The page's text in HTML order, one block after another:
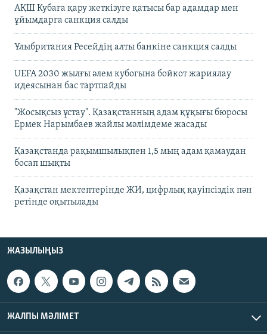
АҚШ Кубаға қару жеткізуге қатысы бар адамдар мен
ұйымдарға санкция салды
Ұлыбритания Ресейдің алты банкіне санкция салды
UEFA 2030 жылғы әлем кубогына бойкот жариялау
идеясынан бас тартпайды
"Жосықсыз ұстау". Қазақстанның адам құқығы бюросы
Ермек Нарымбаев жайлы мәлімдеме жасады
Қазақстанда рақымшылықпен 1,5 мың адам қамаудан
босап шықты
Қазақстан мектептерінде ЖИ, цифрлық қауіпсіздік пән
ретінде оқытылады
ЖАЗЫЛЫҢЫЗ
ЖАЛПЫ МӘЛІМЕТ